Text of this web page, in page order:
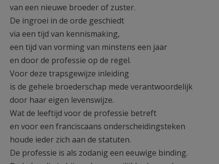
van een nieuwe broeder of zuster.
De ingroei in de orde geschiedt
via een tijd van kennismaking,
een tijd van vorming van minstens een jaar
en door de professie op de regel.
Voor deze trapsgewijze inleiding
is de gehele broederschap mede verantwoordelijk
door haar eigen levenswijze.
Wat de leeftijd voor de professie betreft
en voor een franciscaans onderscheidingsteken
houde ieder zich aan de statuten.
De professie is als zodanig een eeuwige binding.